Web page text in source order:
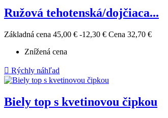
Ružová tehotenská/dojčiaca...
Základná cena 45,00 € -12,30 € Cena 32,70 €
Znížená cena
 Rýchly náhľad
Biely top s kvetinovou čipkou